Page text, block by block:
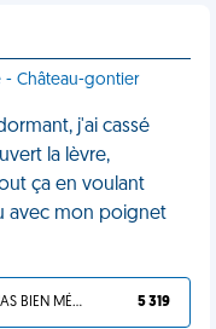
- Château-gontier
j'ai cassé
la lèvre,
ça en voulant
avec mon poignet
TU L'AS BIEN MÉRITÉ 5 319